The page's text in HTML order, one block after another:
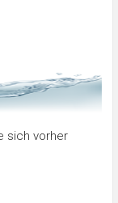
sich vorher